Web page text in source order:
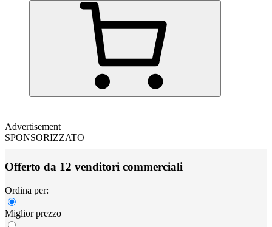
Advertisement
SPONSORIZZATO
Offerto da 12 venditori commerciali
Ordina per:
Miglior prezzo